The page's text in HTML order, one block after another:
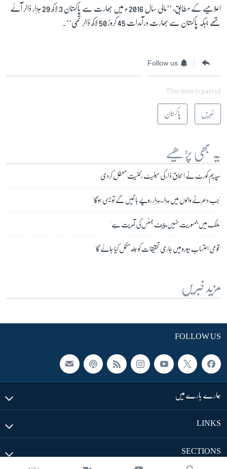
اعلامیے کے مطابق، ’’مالی سال 2016ء میں بھارت سے پاکستان 3 لاکھ 29 ہزار ڈالر آئے
تھے جبکہ پاکستان سے بھارت درآمدات 45 کروڑ 50 لاکھ ڈالر تھی‘‘۔
Follow us
This item is part of
خبریں پاکستان
یہ بھی پڑھیے
سپریم کورٹ نے اسحاق ڈار کی سینیٹ رکنیت معطل کردی
'جب دھرنے والوں میں ہزار، ہزار روپے بانٹیں گے تو یہی ہوگا'
'ملک میں جمہوریت نہیں، چیف جسٹس کی آمریت ہے'
'قومی احتساب بیورو میں جاری تحقیقات کو جلد مکمل کیا جائے گا'
مزید خبریں
FOLLOW US
ہمارے بارے میں
LINKS
SECTIONS